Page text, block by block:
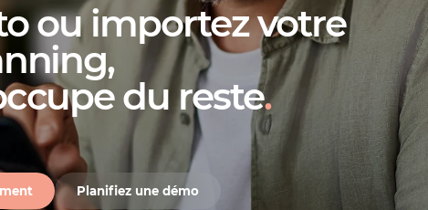
ou importez votre
du reste.
Planifiez une démo